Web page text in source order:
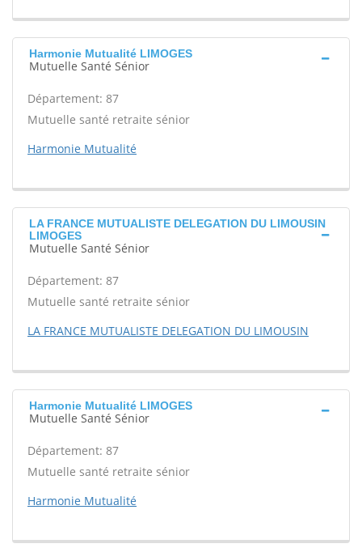
Harmonie Mutualité LIMOGES
Mutuelle Santé Sénior
Département: 87
Mutuelle santé retraite sénior
Harmonie Mutualité
LA FRANCE MUTUALISTE DELEGATION DU LIMOUSIN
LIMOGES
Mutuelle Santé Sénior
Département: 87
Mutuelle santé retraite sénior
LA FRANCE MUTUALISTE DELEGATION DU LIMOUSIN
Harmonie Mutualité LIMOGES
Mutuelle Santé Sénior
Département: 87
Mutuelle santé retraite sénior
Harmonie Mutualité